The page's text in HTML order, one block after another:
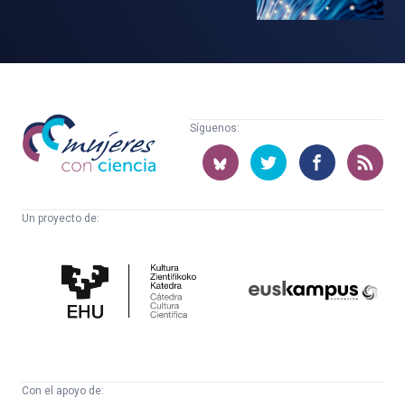
Mujeres
con
ciencia
Síguenos:
Un proyecto de:
Cultura
Científica
Con el apoyo de: